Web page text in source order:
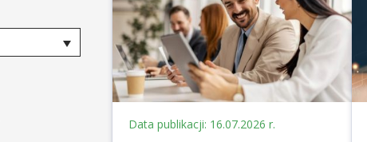
Data publikacji: 16.07.2026 r.